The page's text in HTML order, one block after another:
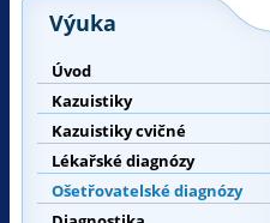
Výuka
Úvod
Kazuistiky
Kazuistiky cvičné
Lékařské diagnózy
Ošetřovatelské diagnózy